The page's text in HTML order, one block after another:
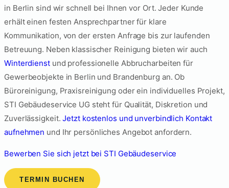
in Berlin sind wir schnell bei Ihnen vor Ort. Jeder Kunde
erhält einen festen Ansprechpartner für klare
Kommunikation, von der ersten Anfrage bis zur laufenden
Betreuung. Neben klassischer Reinigung bieten wir auch
Winterdienstund professionelle Abbrucharbeiten für
Gewerbeobjekte in Berlin und Brandenburg an. Ob
Büroreinigung, Praxisreinigung oder ein individuelles Projekt,
STI Gebäudeservice UG steht für Qualität, Diskretion und
Zuverlässigkeit.Jetzt kostenlos und unverbindlich Kontakt
aufnehmen und Ihr persönliches Angebot anfordern.
Bewerben Sie sich jetzt bei STI Gebäudeservice
TERMIN BUCHEN